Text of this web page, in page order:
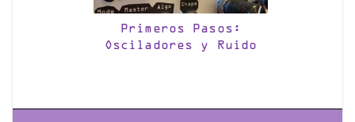
Primeros Pasos:
Osciladores y Ruido